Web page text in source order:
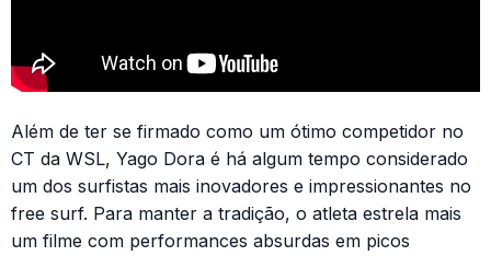
Além de ter se firmado como um ótimo competidor no
CT da WSL, Yago Dora é há algum tempo considerado
um dos surfistas mais inovadores e impressionantes no
free surf. Para manter a tradição, o atleta estrela mais
um filme com performances absurdas em picos